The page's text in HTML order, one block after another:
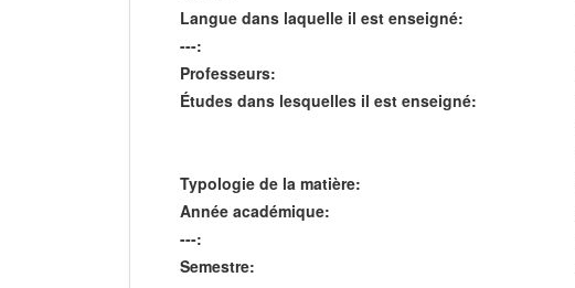
Langue dans laquelle il est enseigné:
---:
Professeurs:
Études dans lesquelles il est enseigné:
Typologie de la matière:
Année académique:
---:
Semestre: